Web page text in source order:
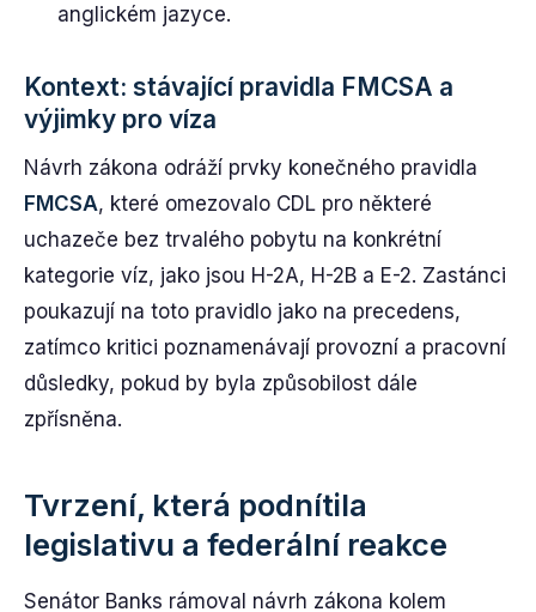
anglickém jazyce.
Kontext: stávající pravidla FMCSA a
výjimky pro víza
Návrh zákona odráží prvky konečného pravidla
FMCSA, které omezovalo CDL pro některé
uchazeče bez trvalého pobytu na konkrétní
kategorie víz, jako jsou H-2A, H-2B a E-2. Zastánci
poukazují na toto pravidlo jako na precedens,
zatímco kritici poznamenávají provozní a pracovní
důsledky, pokud by byla způsobilost dále
zpřísněna.
Tvrzení, která podnítila
legislativu a federální reakce
Senátor Banks rámoval návrh zákona kolem